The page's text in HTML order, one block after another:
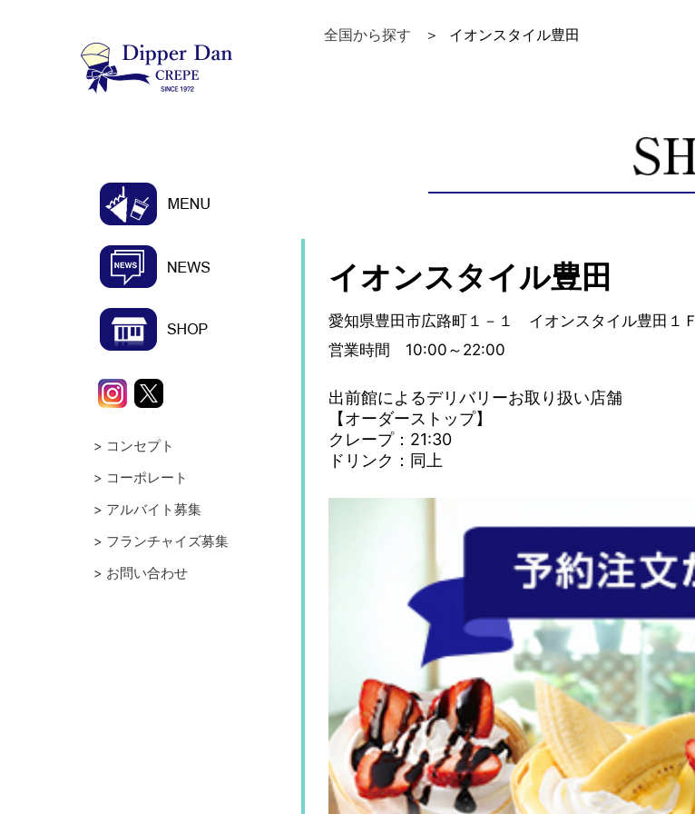
コンセプト
コーポレート
アルバイト募集
フランチャイズ募集
お問い合わせ
全国から探す イオンスタイル豊田
イオンスタイル豊田
愛知県豊田市広路町１－１ イオンスタイル豊田１Ｆ
営業時間 10:00～22:00
出前館によるデリバリーお取り扱い店舗
【オーダーストップ】
クレープ：21:30
ドリンク：同上